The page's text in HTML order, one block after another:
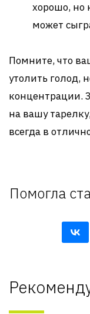
хорошо, но
может
Помните, что
утолить голод,
концентрации.
на вашу
всегда в
Помогла